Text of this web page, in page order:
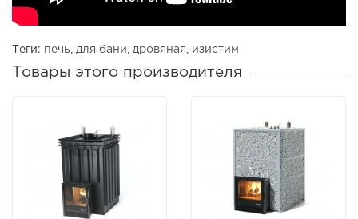
Теги: печь для бани дровяная изистим
Товары этого производителя